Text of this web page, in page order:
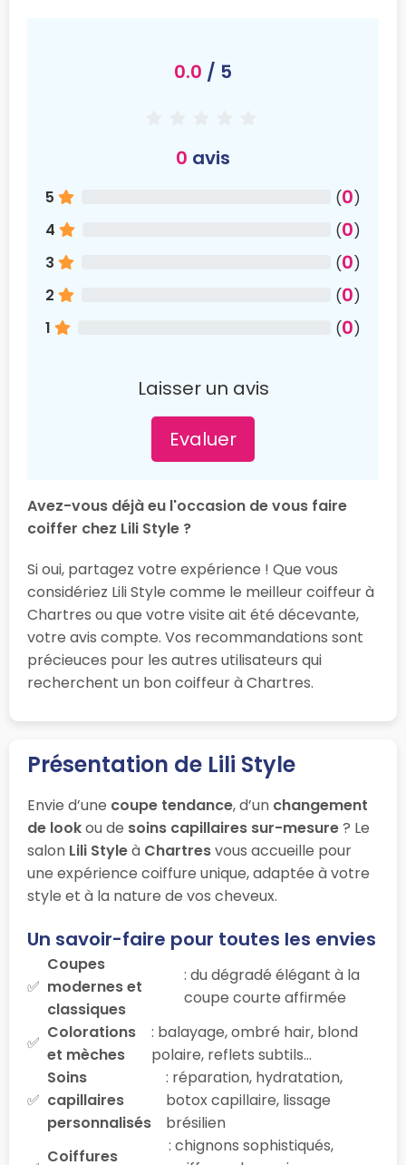
0.0 / 5
0 avis
5 (0)
4
(0)
3
(0)
2
(0)
1
(0)
Laisser un avis
Evaluer
Avez-vous déjà eu l'occasion de vous faire
coiffer chez Lili Style ?
Si oui, partagez votre expérience ! Que vous
considériez Lili Style comme le meilleur coiffeur à
Chartres ou que votre visite ait été décevante,
votre avis compte. Vos recommandations sont
précieuces pour les autres utilisateurs qui
recherchent un bon coiffeur à Chartres.
Présentation de Lili Style
Envie d’une coupe tendance, d’un changement
de lookou de soins capillaires sur-mesure? Le
salon Lili Styleà Chartresvous accueille pour
une expérience coiffure unique, adaptée à votre
style et à la nature de vos cheveux.
Un savoir-faire pour toutes les envies
Coupes
modernes et
classiques
: du dégradé élégant à la
coupe courte affirmée
Colorations
et mèches
: balayage, ombré hair, blond
polaire, reflets subtils…
Soins
capillaires
personnalisés
: réparation, hydratation,
botox capillaire, lissage
brésilien
Coiffures
: chignons sophistiqués,